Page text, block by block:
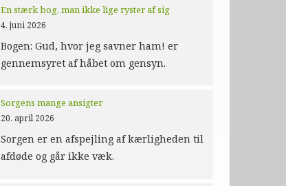
En stærk bog, man ikke lige ryster af sig
4. juni 2026
Bogen: Gud, hvor jeg savner ham! er
gennemsyret af håbet om gensyn.
Sorgens mange ansigter
20. april 2026
Sorgen er en afspejling af kærligheden til
afdøde og går ikke væk.